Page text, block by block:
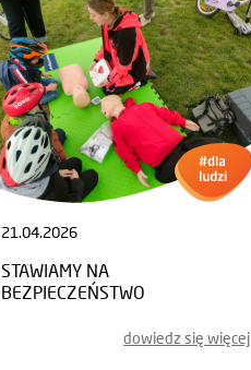
21.04.2026
STAWIAMY NA
BEZPIECZEŃSTWO
dowiedz się więcej